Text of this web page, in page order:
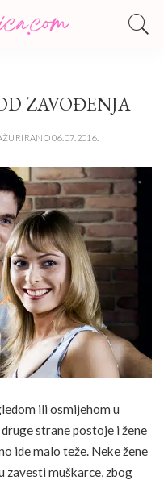
ZAVOĐENJA
06.07.2016.
ili osmijehom u
strane postoje i žene
ide malo teže. Neke žene
zavesti muškarce, zbog